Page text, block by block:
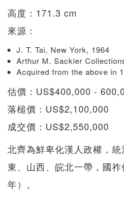
高度：171.3 cm
來源：
J. T. Tai, New York, 1964
Arthur M. Sackler
Acquired from the above in
估價：US$400,000 -
落槌價：US$2,100,000
成交價：US$2,550,000
北齊為鮮卑化漢人政權，
東、山西、皖北一帶，國
年）。